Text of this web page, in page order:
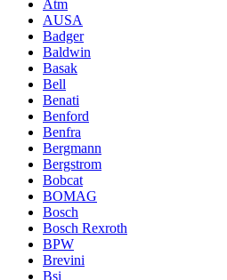
Atm
AUSA
Badger
Baldwin
Basak
Bell
Benati
Benford
Benfra
Bergmann
Bergstrom
Bobcat
BOMAG
Bosch
Bosch Rexroth
BPW
Brevini
Bsi